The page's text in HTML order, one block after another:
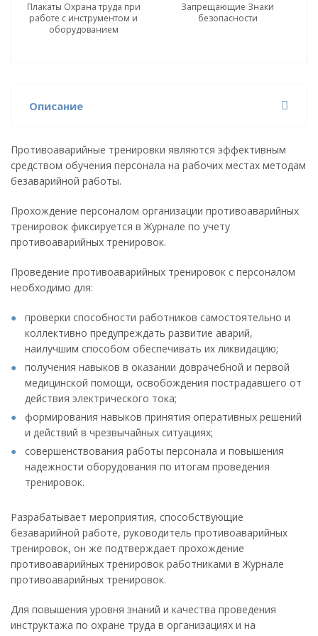
Плакаты Охрана труда при
работе с инструментом и
оборудованием
Запрещающие Знаки
безопасности
Описание
Противоаварийные тренировки являются эффективным
средством обучения персонала на рабочих местах методам
безаварийной работы.
Прохождение персоналом организации противоаварийных
тренировок фиксируется в Журнале по учету
противоаварийных тренировок.
Проведение противоаварийных тренировок с персоналом
необходимо для:
проверки способности работников самостоятельно и
коллективно предупреждать развитие аварий,
наилучшим способом обеспечивать их ликвидацию;
получения навыков в оказании доврачебной и первой
медицинской помощи, освобождения пострадавшего от
действия электрического тока;
формирования навыков принятия оперативных решений
и действий в чрезвычайных ситуациях;
совершенствования работы персонала и повышения
надежности оборудования по итогам проведения
тренировок.
Разрабатывает мероприятия, способствующие
безаварийной работе, руководитель противоаварийных
тренировок, он же подтверждает прохождение
противоаварийных тренировок работниками в Журнале
противоаварийных тренировок.
Для повышения уровня знаний и качества проведения
инструктажа по охране труда в организациях и на